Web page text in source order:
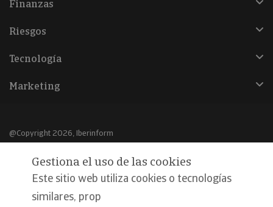
Finanzas
Riesgos
Tecnología
Marketing
@Copyright 2026, Iberinform
Aviso legal
Política de cookies
Declaración de privacidad
Gestiona el uso de las cookies
Este sitio web utiliza cookies o tecnologías
similares, prop